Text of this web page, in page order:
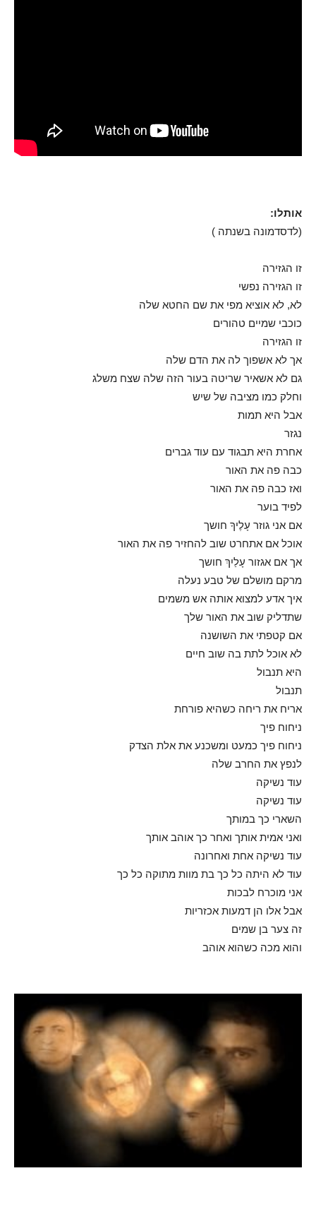
אותלו:
(לדסדמונה בשנתה )
זו הגזירה
זו הגזירה נפשי
לא, לא אוציא מפי את שם החטא שלה
כוכבי שמיים טהורים
זו הגזירה
אך לא אשפוך לה את הדם שלה
גם לא אשאיר שריטה בעור הזה שלה שצח משלג
וחלק כמו מציבה של שיש
אבל היא תמות
נגזר
אחרת היא תבגוד עם עוד גברים
כבה פה את האור
ואז כבה פה את האור
לפיד בוער
אם אני גוזר עָלֶיךָ חושך
אוכל אם אתחרט שוב להחזיר פה את האור
אך אם אגזור עָלַיִךְ חושך
מרקם מושלם של טבע נעלה
איך אדע למצוא אותה אש משמים
שתדליק שוב את האור שלך
אם קטפתי את השושנה
לא אוכל לתת בה שוב חיים
היא תנבול
תנבול
אריח את ריחה כשהיא פורחת
ניחוח פיך
ניחוח פיך כמעט ומשכנע את אלת הצדק
לנפץ את החרב שלה
עוד נשיקה
עוד נשיקה
השארי כך במותך
ואני אמית אותך ואחר כך אוהב אותך
עוד נשיקה אחת ואחרונה
עוד לא היתה כל כך בת מוות מתוקה כל כך
אני מוכרח לבכות
אבל אלו הן דמעות אכזריות
זה צער בן שמים
והוא מכה כשהוא אוהב